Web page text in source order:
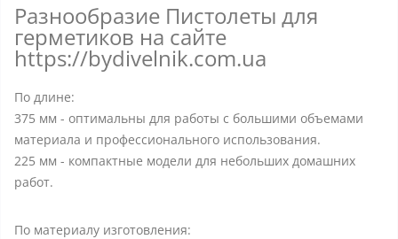
Разнообразие Пистолеты для
герметиков на сайте
https://bydivelnik.com.ua
По длине:
375 мм - оптимальны для работы с большими объемами
материала и профессионального использования.
225 мм - компактные модели для небольших домашних
работ.
По материалу изготовления: